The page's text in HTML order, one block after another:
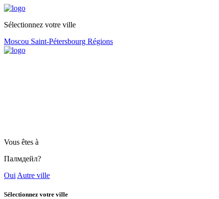
Sélectionnez votre ville
Moscou Saint-Pétersbourg Régions
Vous êtes à
Палмдейл?
Oui Autre ville
Sélectionnez votre ville